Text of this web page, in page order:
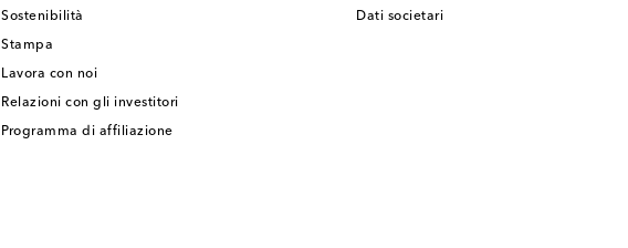
Sostenibilità
Stampa
Lavora con noi
Relazioni con gli investitori
Programma di affiliazione
Dati societari